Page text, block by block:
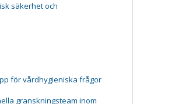
säkerhet och
för vårdhygieniska frågor
granskningsteam inom